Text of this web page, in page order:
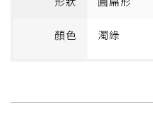
顏色 濁綠